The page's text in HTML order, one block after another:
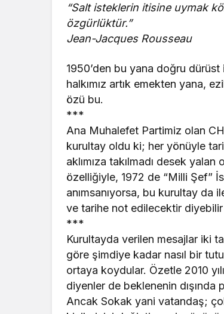
“Salt isteklerin itisine uymak
özgürlüktür.”
Jean-Jacques Rousseau
1950’den bu yana doğru
halkımız artık emekten yana,
özü bu.
***
Ana Muhalefet Partimiz olan
kurultay oldu ki; her yönüyle
aklımıza takılmadı desek yalan
özelliğiyle, 1972 de “Milli Şef”
anımsanıyorsa, bu kurultay da
ve tarihe not edilecektir
***
Kurultayda verilen mesajlar iki
göre şimdiye kadar nasıl bir
ortaya koydular. Özetle 2010
diyenler de beklenenin dışında
Ancak Sokak yani vatandaş;